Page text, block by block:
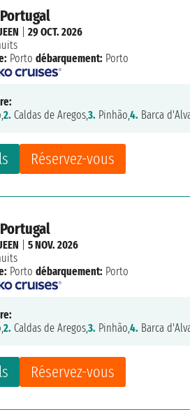
Réservez-vous
|29 OCT. 2026
Porto débarquement: Porto
2. Caldas de Aregos,3. Pinhão,4. Barca
Réservez-vous
|5 NOV. 2026
Porto débarquement: Porto
2. Caldas de Aregos,3. Pinhão,4. Barca